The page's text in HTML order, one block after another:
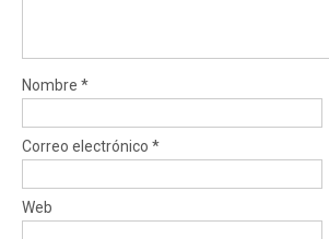
Nombre *
Correo electrónico *
Web